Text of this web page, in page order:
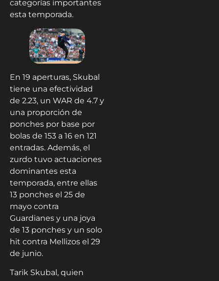
categorías importantes
esta temporada.
En 19 aperturas, Skubal
tiene una efectividad
de 2.23, un WAR de 4.7 y
una proporción de
ponches por base por
bolas de 153 a 16 en 121
entradas. Además, el
zurdo tuvo actuaciones
dominantes esta
temporada, entre ellas
13 ponches el 25 de
mayo contra
Guardianes y una joya
de 13 ponches y un solo
hit contra Mellizos el 29
de junio.
Tarik Skubal, quien